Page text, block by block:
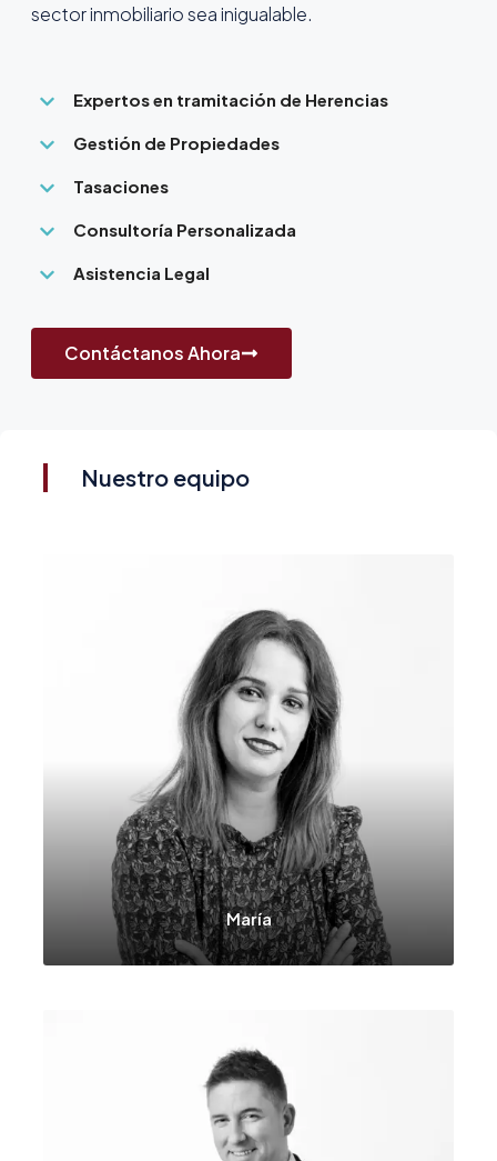
sector inmobiliario sea inigualable.
Expertos en tramitación de Herencias
Gestión de Propiedades
Tasaciones
Consultoría Personalizada
Asistencia Legal
Contáctanos Ahora
Nuestro equipo
María